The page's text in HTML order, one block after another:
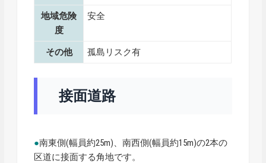
地域危険
度
安全
その他 孤島リスク有
接面道路
●南東側(幅員約25m)、南西側(幅員約15m)の2本の
区道に接面する角地です。